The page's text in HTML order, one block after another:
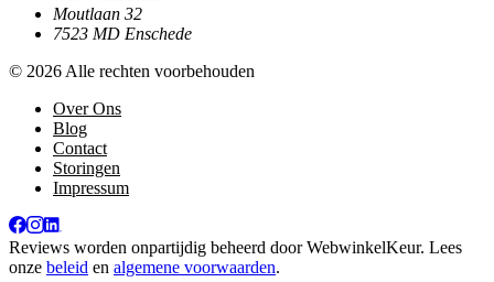
Moutlaan 32
7523 MD Enschede
© 2026 Alle rechten voorbehouden
Over Ons
Blog
Contact
Storingen
Impressum
Reviews worden onpartijdig beheerd doorWebwinkelKeur. Lees
onze beleid en algemene voorwaarden.